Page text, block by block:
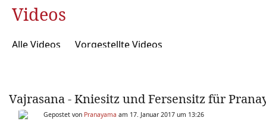
Videos
Alle Videos Vorgestellte Videos
Vajrasana - Kniesitz und Fersensitz für
Gepostet von Pranayama am 17. Januar 2017 um 13:26